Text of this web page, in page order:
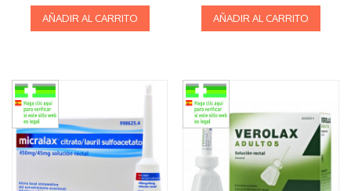
AÑADIR AL CARRITO AÑADIR AL CARRITO